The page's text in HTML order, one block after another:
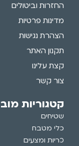
החזרות וביטולים
מדינות פרטיות
הצהרת נגישות
תקנון האתר
קצת עלינו
צור קשר
קטגוריות
שטיחים
כלי מטבח
כריות ומצעים